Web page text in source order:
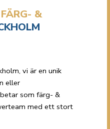
FÄRG- &
vi är en unik
eller
som färg- &
med ett stort